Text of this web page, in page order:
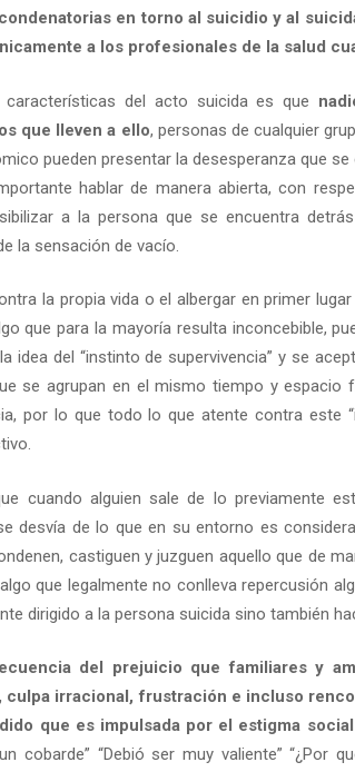
en torno al suicidio y al
a los profesionales de la salud
características del acto suicida es que
que lleven a ello, personas de cualquier
pueden presentar la desesperanza que
hablar de manera abierta, con
a la persona que se encuentra
la sensación de vacío.
la propia vida o el albergar en primer
que para la mayoría resulta inconcebible,
idea del “instinto de supervivencia” y se
se agrupan en el mismo tiempo y espacio
por lo que todo lo que atente contra este
cuando alguien sale de lo previamente
desvía de lo que en su entorno es
castiguen y juzguen aquello que de
que legalmente no conlleva repercusión
dirigido a la persona suicida sino también
del prejuicio que familiares y
culpa irracional, frustración e incluso
que es impulsada por el estigma social
cobarde” “Debió ser muy valiente” “¿Por